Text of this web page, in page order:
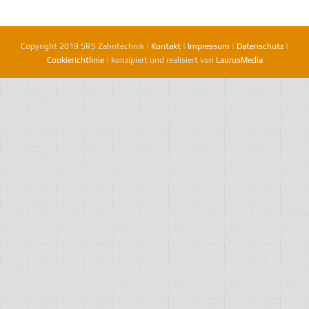
Copyright 2019 SRS Zahntechnik | Kontakt | Impressum | Datenschutz |
Cookierichtlinie| konzipiert und realisiert von LaurusMedia